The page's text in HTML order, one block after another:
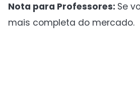
Nota para Professores: Se
mais completa do mercado.